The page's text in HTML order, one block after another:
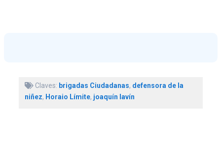
Claves: brigadas Ciudadanas, defensora de la
niñez, Horaio Límite, joaquín lavín